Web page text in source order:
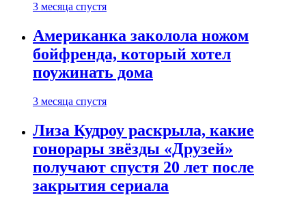
3 месяца спустя
Американка заколола ножом
бойфренда, который хотел
поужинать дома
3 месяца спустя
Лиза Кудроу раскрыла, какие
гонорары звёзды «Друзей»
получают спустя 20 лет после
закрытия сериала